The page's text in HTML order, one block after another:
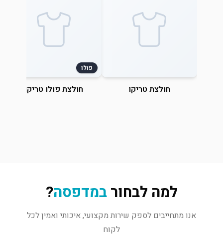
חולצת טריקו
פולו
חולצת פולו טריקו
למה לבחורבמדפסה?
אנו מתחייבים לספק שירות מקצועי, איכותי ואמין לכל
לקוח